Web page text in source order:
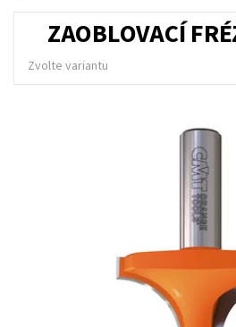
ZAOBLOVACÍ
Zvolte variantu